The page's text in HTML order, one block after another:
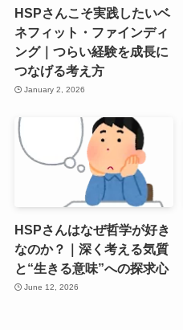
HSPさんこそ実践したいベ
ネフィット・ファインディ
ング｜つらい経験を成長に
つなげる考え方
January 2, 2026
HSPさんはなぜ哲学が好き
なのか？｜深く考える気質
と“生きる意味”への探求心
June 12, 2026